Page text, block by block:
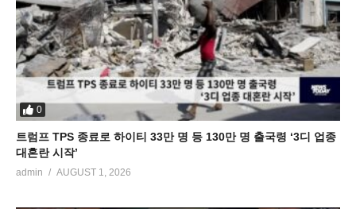
0
트럼프 TPS 종료로 하이티 33만 명 등 130만 명 출국령 ‘3디 업종
대혼란 시작’
admin AUGUST 1, 2026